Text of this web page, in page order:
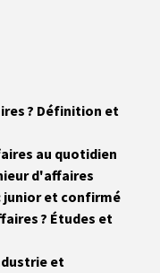
? Définition et
au quotidien
d'affaires
junior et confirmé
? Études et
et